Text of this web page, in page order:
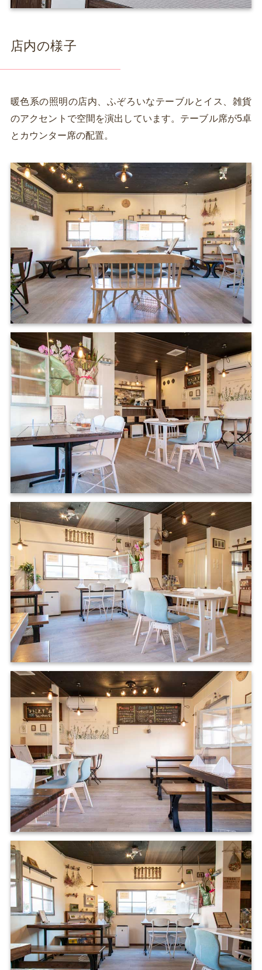
店内の様子
暖色系の照明の店内、ふぞろいなテーブルとイス、雑貨
のアクセントで空間を演出しています。テーブル席が5卓
とカウンター席の配置。